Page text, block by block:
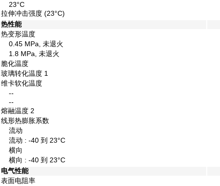
23°C
拉伸冲击强度 (23°C)
热性能
热变形温度
0.45 MPa, 未退火
1.8 MPa, 未退火
脆化温度
玻璃转化温度 1
维卡软化温度
--
--
熔融温度 2
线形热膨胀系数
流动
流动 : -40 到 23°C
横向
横向 : -40 到 23°C
电气性能
表面电阻率